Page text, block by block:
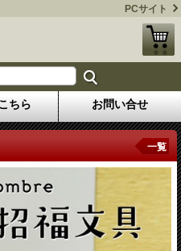
PCサイト
ちら お問い合せ
一覧